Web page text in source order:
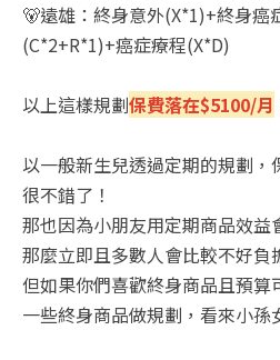
🐻遠雄：終身意外(X*1)+終身癌
(C*2+R*1)+癌症療程(X*D)
以上這樣規劃保費落在$5100/月
以一般新生兒透過定期的規劃
很不錯了！
那也因為小朋友用定期商品效益
那麼立即且多數人會比較不好負
但如果你們喜歡終身商品且預
一些終身商品做規劃，看來小